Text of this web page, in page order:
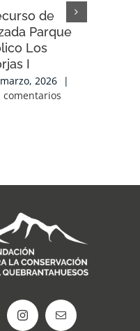
de
Parque
Los
I
2026
|
comentarios